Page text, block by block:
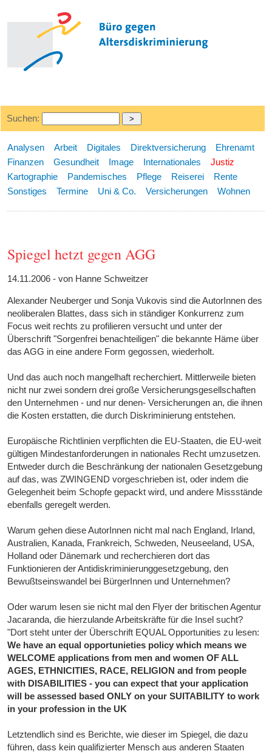
Suchen:
Analysen Arbeit Digitales Direktversicherung
Ehrenamt
Finanzen
Gesundheit Image Internationales
Justiz
Kartographie
Pandemisches Pflege Reiserei
Rente
Sonstiges
Termine Uni & Co. Versicherungen Wohnen
Spiegel hetzt gegen AGG
14.11.2006 - von Hanne Schweitzer
Alexander Neuberger und Sonja Vukovis sind die AutorInnen des
neoliberalen Blattes, dass sich in ständiger Konkurrenz zum
Focus weit rechts zu profilieren versucht und unter der
Überschrift "Sorgenfrei benachteiligen" die bekannte Häme über
das AGG in eine andere Form gegossen, wiederholt.
Und das auch noch mangelhaft recherchiert. Mittlerweile bieten
nicht nur zwei sondern drei große Versicherungsgesellschaften
den Unternehmen - und nur denen- Versicherungen an, die ihnen
die Kosten erstatten, die durch Diskriminierung entstehen.
Europäische Richtlinien verpflichten die EU-Staaten, die EU-weit
gültigen Mindestanforderungen in nationales Recht umzusetzen.
Entweder durch die Beschränkung der nationalen Gesetzgebung
auf das, was ZWINGEND vorgeschrieben ist, oder indem die
Gelegenheit beim Schopfe gepackt wird, und andere Missstände
ebenfalls geregelt werden.
Warum gehen diese AutorInnen nicht mal nach England, Irland,
Australien, Kanada, Frankreich, Schweden, Neuseeland, USA,
Holland oder Dänemark und recherchieren dort das
Funktionieren der Antidiskriminierunggesetzgebung, den
Bewußtseinswandel bei BürgerInnen und Unternehmen?
Oder warum lesen sie nicht mal den Flyer der britischen Agentur
Jacaranda, die hierzulande Arbeitskräfte für die Insel sucht?
"Dort steht unter der Überschrift EQUAL Opportunities zu lesen:
We have an equal opportunieties policy which means we
WELCOME applications from men and women OF ALL
AGES, ETHNICITIES, RACE, RELIGION and from people
with DISABILITIES - you can expect that your application
will be assessed based ONLY on your SUITABILITY to work
in your profession in the UK
Letztendlich sind es Berichte, wie dieser im Spiegel, die dazu
führen, dass kein qualifizierter Mensch aus anderen Staaten